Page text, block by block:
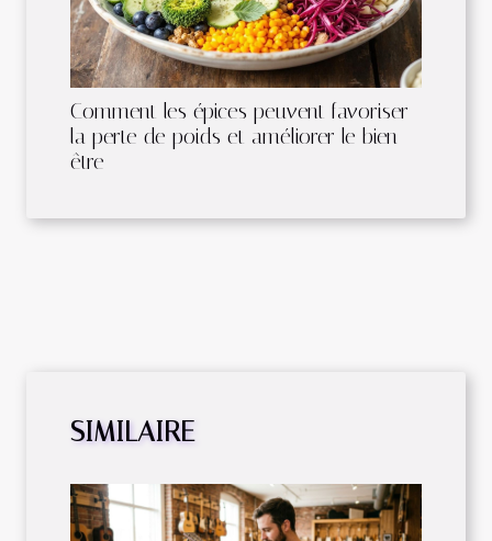
Comment les épices peuvent favoriser
la perte de poids et améliorer le bien-
être
SIMILAIRE